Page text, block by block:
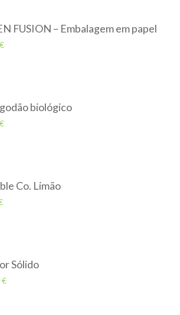
FUSION – Embalagem em papel
€
biológico
€
Co. Limão
Sólido
€